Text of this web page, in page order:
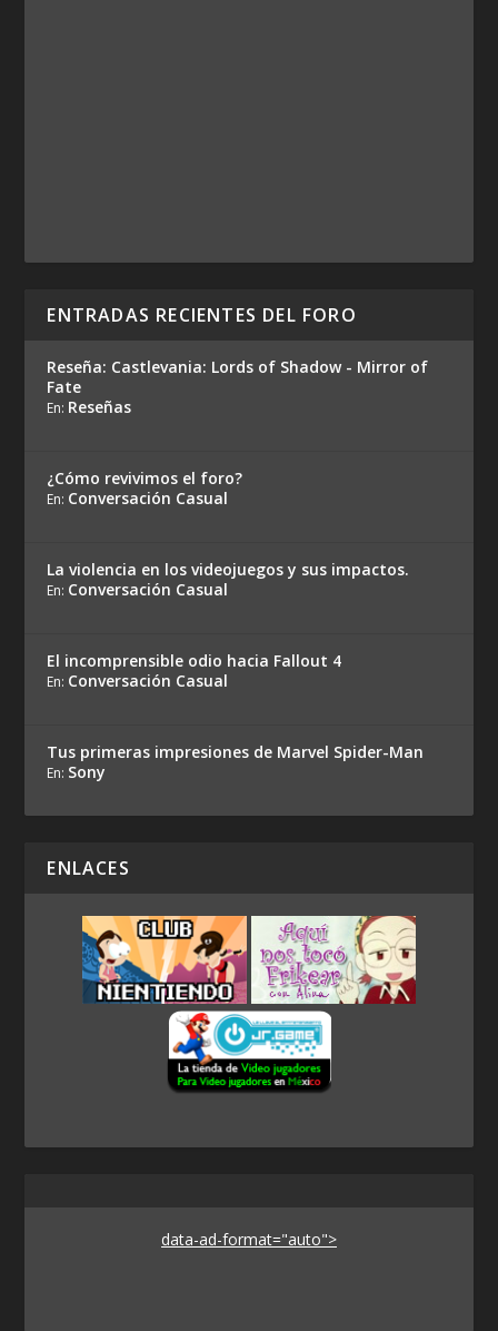
ENTRADAS RECIENTES DEL FORO
Reseña: Castlevania: Lords of Shadow - Mirror of
Fate
En: Reseñas
¿Cómo revivimos el foro?
En: Conversación Casual
La violencia en los videojuegos y sus impactos.
En: Conversación Casual
El incomprensible odio hacia Fallout 4
En: Conversación Casual
Tus primeras impresiones de Marvel Spider-Man
En: Sony
ENLACES
data-ad-format="auto">